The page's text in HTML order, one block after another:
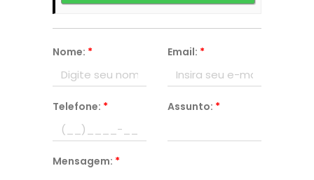
Nome: * Email: *
Telefone: * Assunto: *
Mensagem: *